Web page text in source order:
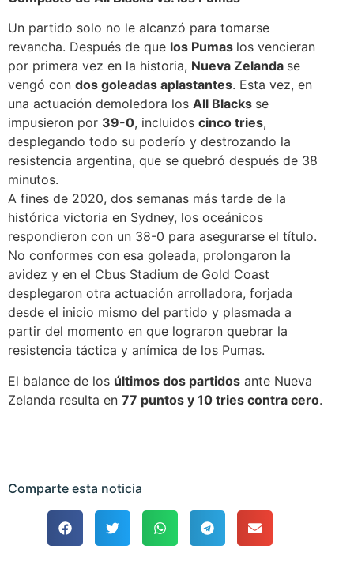
Un partido solo no le alcanzó para tomarse
revancha. Después de que los Pumas los vencieran
por primera vez en la historia, Nueva Zelanda se
vengó con dos goleadas aplastantes. Esta vez, en
una actuación demoledora los All Blacks se
impusieron por 39-0, incluidos cinco tries,
desplegando todo su poderío y destrozando la
resistencia argentina, que se quebró después de 38
minutos.
A fines de 2020, dos semanas más tarde de la
histórica victoria en Sydney, los oceánicos
respondieron con un 38-0 para asegurarse el título.
No conformes con esa goleada, prolongaron la
avidez y en el Cbus Stadium de Gold Coast
desplegaron otra actuación arrolladora, forjada
desde el inicio mismo del partido y plasmada a
partir del momento en que lograron quebrar la
resistencia táctica y anímica de los Pumas.
El balance de los últimos dos partidos ante Nueva
Zelanda resulta en 77 puntos y 10 tries contra cero.
Comparte esta noticia